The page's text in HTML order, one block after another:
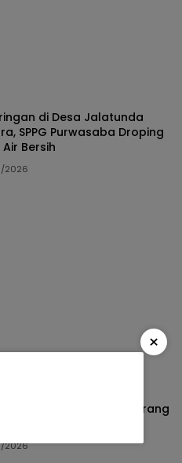
di Desa Jalatunda
SPPG Purwasaba Droping
Bersih
2026
Beberkan Fakta yang Jarang
2026
×